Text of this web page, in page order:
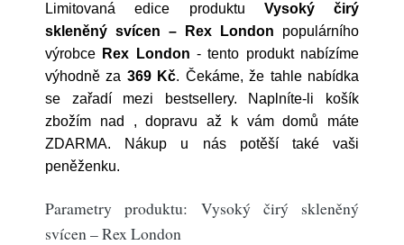
Limitovaná edice produktu Vysoký čirý
skleněný svícen – Rex London populárního
výrobce Rex London - tento produkt nabízíme
výhodně za 369 Kč. Čekáme, že tahle nabídka
se zařadí mezi bestsellery. Naplníte-li košík
zbožím nad , dopravu až k vám domů máte
ZDARMA. Nákup u nás potěší také vaši
peněženku.
Parametry produktu: Vysoký čirý skleněný
svícen – Rex London